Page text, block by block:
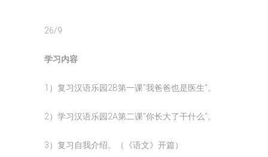
26/9
学习内容
1）复习汉语乐园2B第一课”我爸爸也是医生“。
2）学习汉语乐园2A第二课”你长大了干什么“。
3）复习自我介绍。（《语文》开篇）